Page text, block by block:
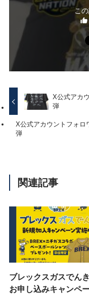
こ
X公式アカ
弾
X公式アカウントフォロ
弾
関連記事
ブレックスガスでん
お申し込みキャンペ